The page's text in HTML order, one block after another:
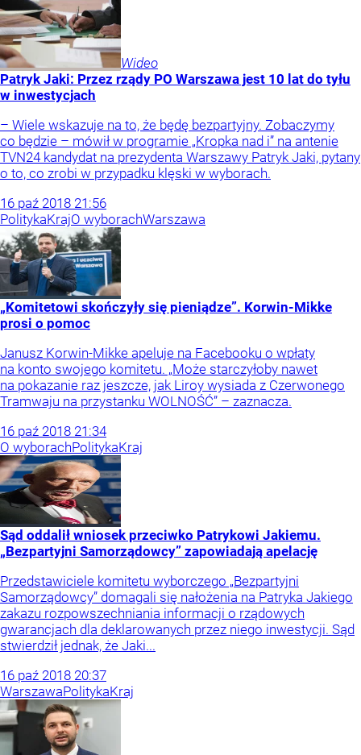
Wideo
Patryk Jaki: Przez rządy PO Warszawa jest 10 lat do tyłu
w inwestycjach
– Wiele wskazuje na to, że będę bezpartyjny. Zobaczymy
co będzie – mówił w programie „Kropka nad i” na antenie
TVN24 kandydat na prezydenta Warszawy Patryk Jaki, pytany
o to, co zrobi w przypadku klęski w wyborach.
16 paź 2018 21:56
PolitykaKrajO wyborachWarszawa
„Komitetowi skończyły się pieniądze”. Korwin-Mikke
prosi o pomoc
Janusz Korwin-Mikke apeluje na Facebooku o wpłaty
na konto swojego komitetu. „Może starczyłoby nawet
na pokazanie raz jeszcze, jak Liroy wysiada z Czerwonego
Tramwaju na przystanku WOLNOŚĆ” – zaznacza.
16 paź 2018 21:34
O wyborachPolitykaKraj
Sąd oddalił wniosek przeciwko Patrykowi Jakiemu.
„Bezpartyjni Samorządowcy” zapowiadają apelację
Przedstawiciele komitetu wyborczego „Bezpartyjni
Samorządowcy” domagali się nałożenia na Patryka Jakiego
zakazu rozpowszechniania informacji o rządowych
gwarancjach dla deklarowanych przez niego inwestycji. Sąd
stwierdził jednak, że Jaki...
16 paź 2018 20:37
WarszawaPolitykaKraj